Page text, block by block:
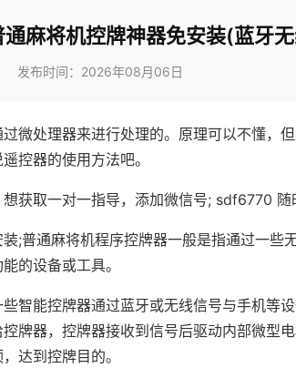
麻将机控牌神器免安装(蓝牙
发布时间：2026年08月06日
微处理器来进行处理的。原理可以不懂，
控器的使用方法吧。
获取一对一指导，添加微信号; sdf6770 随
;普通麻将机程序控牌器一般是指通过一些
的设备或工具。
智能控牌器通过蓝牙或无线信号与手机等
牌器，控牌器接收到信号后驱动内部微型
达到控牌目的。